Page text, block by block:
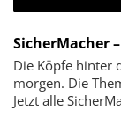
SicherMacher
Die Köpfe hinter
morgen. Die
Jetzt alle